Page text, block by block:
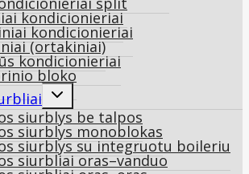
kondicionieriai
kondicionieriai
(ortakiniai)
kondicionieriai
bloko
Toggle
menu
siurblys be talpos
siurblys monoblokas
siurblys su integruotu boileriu
siurbliai oras–vanduo